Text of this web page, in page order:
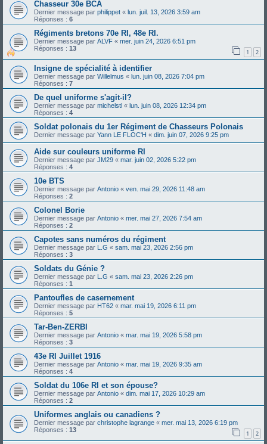
Chasseur 30e BCA
Dernier message par philippet « lun. juil. 13, 2026 3:59 am
Réponses : 6
Régiments bretons 70e RI, 48e RI.
Dernier message par ALVF « mer. juin 24, 2026 6:51 pm
Réponses : 13 1 2
Insigne de spécialité à identifier
Dernier message par Willelmus « lun. juin 08, 2026 7:04 pm
Réponses : 7
De quel uniforme s'agit-il?
Dernier message par michelstl « lun. juin 08, 2026 12:34 pm
Réponses : 4
Soldat polonais du 1er Régiment de Chasseurs Polonais
Dernier message par Yann LE FLOC'H « dim. juin 07, 2026 9:25 pm
Aide sur couleurs uniforme RI
Dernier message par JM29 « mar. juin 02, 2026 5:22 pm
Réponses : 4
10e BTS
Dernier message par Antonio « ven. mai 29, 2026 11:48 am
Réponses : 2
Colonel Borie
Dernier message par Antonio « mer. mai 27, 2026 7:54 am
Réponses : 2
Capotes sans numéros du régiment
Dernier message par L.G « sam. mai 23, 2026 2:56 pm
Réponses : 3
Soldats du Génie ?
Dernier message par L.G « sam. mai 23, 2026 2:26 pm
Réponses : 1
Pantoufles de casernement
Dernier message par HT62 « mar. mai 19, 2026 6:11 pm
Réponses : 5
Tar-Ben-ZERBI
Dernier message par Antonio « mar. mai 19, 2026 5:58 pm
Réponses : 3
43e RI Juillet 1916
Dernier message par Antonio « mar. mai 19, 2026 9:35 am
Réponses : 4
Soldat du 106e RI et son épouse?
Dernier message par Antonio « dim. mai 17, 2026 10:29 am
Réponses : 2
Uniformes anglais ou canadiens ?
Dernier message par christophe lagrange « mer. mai 13, 2026 6:19 pm
Réponses : 13 1 2